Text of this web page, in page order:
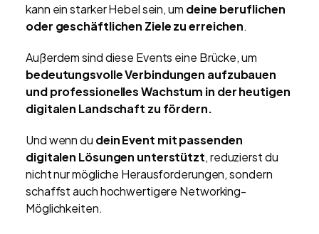
kann ein starker Hebel sein, um deine beruflichen
oder geschäftlichen Ziele zu erreichen.
Außerdem sind diese Events eine Brücke, um
bedeutungsvolle Verbindungen aufzubauen
und professionelles Wachstum in der heutigen
digitalen Landschaft zu fördern.
Und wenn du dein Event mit passenden
digitalen Lösungen unterstützt, reduzierst du
nicht nur mögliche Herausforderungen, sondern
schaffst auch hochwertigere Networking-
Möglichkeiten.